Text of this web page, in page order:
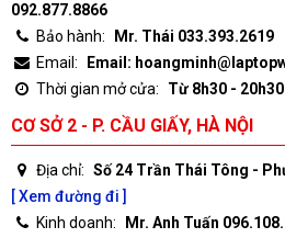
092.877.8866
Bảo hành:
Mr. Thái 033.393.2619
Email:
Email:
Thời gian mở cửa:
Từ 8h30 -
CƠ SỞ 2 - P. CẦU GIẤY, HÀ NỘI
Địa chỉ: Số 24 Trần Thái Tông -
[ Xem đường đi ]
Kinh doanh:
Mr. Anh Tuấn